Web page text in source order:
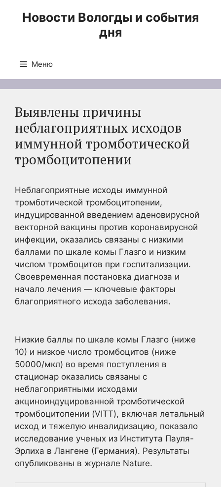
Новости Вологды и события
дня
Меню
Выявлены причины
неблагоприятных исходов
иммунной тромботической
тромбоцитопении
Неблагоприятные исходы иммунной
тромботической тромбоцитопении,
индуцированной введением аденовирусной
векторной вакцины против коронавирусной
инфекции, оказались связаны с низкими
баллами по шкале комы Глазго и низким
числом тромбоцитов при госпитализации.
Своевременная постановка диагноза и
начало лечения — ключевые факторы
благоприятного исхода заболевания.
Низкие баллы по шкале комы Глазго (ниже
10) и низкое число тромбоцитов (ниже
50000/мкл) во время поступления в
стационар оказались связаны с
неблагоприятными исходами
акциноиндуцированной тромботической
тромбоцитопении (VITT), включая летальный
исход и тяжелую инвалидизацию, показало
исследование ученых из Института Пауля-
Эрлиха в Лангене (Германия). Результаты
опубликованы в журнале Nature.